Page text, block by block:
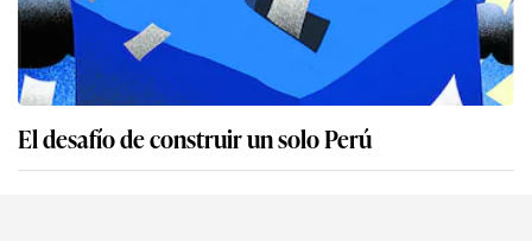
El desafío de construir un solo Perú